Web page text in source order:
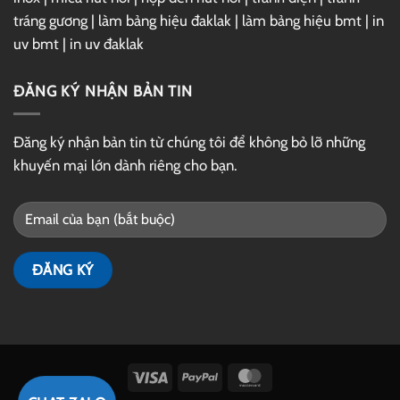
tráng gương | làm bảng hiệu đaklak | làm bảng hiệu bmt | in
uv bmt | in uv đaklak
ĐĂNG KÝ NHẬN BẢN TIN
Đăng ký nhận bản tin từ chúng tôi để không bỏ lỡ những
khuyến mại lớn dành riêng cho bạn.
Visa PayPal